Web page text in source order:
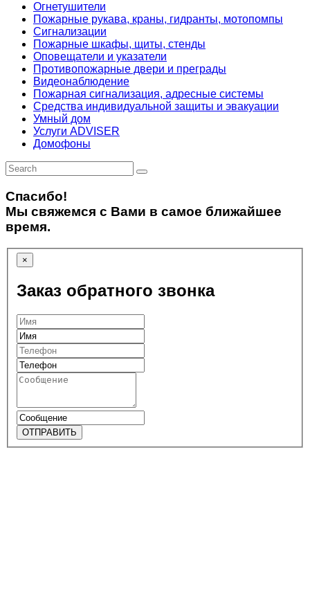
Огнетушители
Пожарные рукава, краны, гидранты, мотопомпы
Сигнализации
Пожарные шкафы, щиты, стенды
Оповещатели и указатели
Противопожарные двери и преграды
Видеонаблюдение
Пожарная сигнализация, адресные системы
Средства индивидуальной защиты и эвакуации
Умный дом
Услуги ADVISER
Домофоны
Спасибо!
Мы свяжемся с Вами в самое ближайшее
время.
×
Заказ обратного звонка
ОТПРАВИТЬ